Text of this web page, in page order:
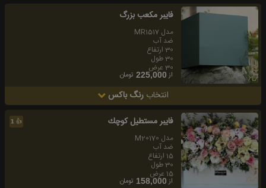
فايبر مكعب بزرگ
مدل MR1517
ضد آب
30 ارتفاع
30 طول
30 عرض
از225,000 تومان
انتخاب رنگ باکس
👍
1 فايبر مستطيل كوچك
مدل M20170
ضد آب
15 ارتفاع
30 طول
15 عرض
از158,000 تومان